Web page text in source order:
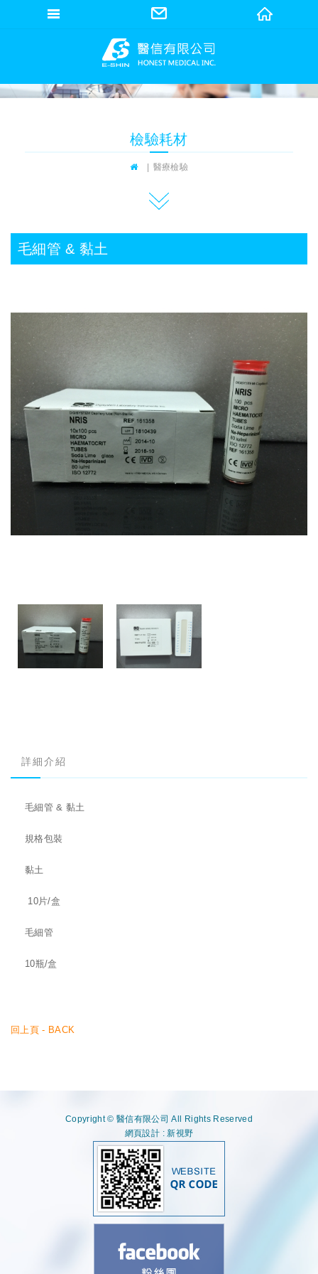
檢驗耗材
醫療檢驗
毛細管 & 黏土
詳細介紹
毛細管 & 黏土
規格包裝
黏土
10片/盒
毛細管
10瓶/盒
回上頁 - BACK
Copyright © 醫信有限公司 All Rights Reserved
網頁設計 : 新視野